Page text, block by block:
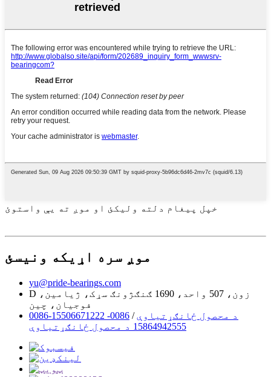
خپل پیغام دلته ولیکئ او موږ ته یې واستوئ
موږ سره اړیکه ونیسئ
yu@pride-bearings.com
D زون، 507 واحد، 1690 ګنګژونګ سړک، ژیامین،
فوجیان، چین
0086-15506671222 د محصول ځانګړتیاوې/
0086-
15864942555 د محصول ځانګړتیاوې